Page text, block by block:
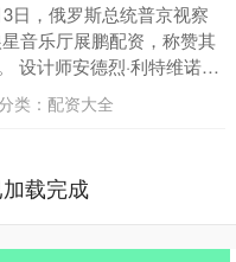
日，俄罗斯总统普京视察
音乐厅展鹏配资，称赞其
设计师安德烈·利特维诺夫
型引起了普京的兴趣。普京
类： 配资大全
载完成